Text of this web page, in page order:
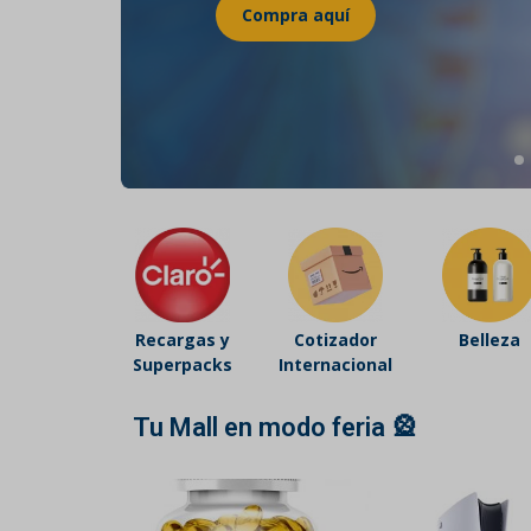
Belleza
Tecnología
Ver más categorías
Recargas y
Superpacks
Cotizador
Internacional
Belleza
Tu Mall en modo feria 🎡